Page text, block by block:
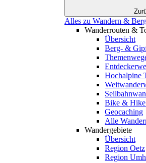
Alles zu Wandern &
Wanderrouten &
Übersicht
Berg- &
Hochalpine
Bike & Hike
Geocaching
Alle
Wandergebiete
Übersicht
Region Oetz
Region